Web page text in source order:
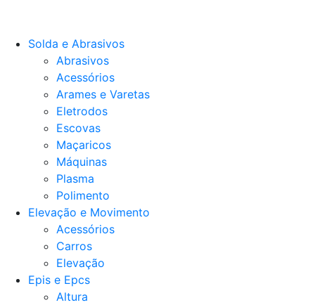
Solda e Abrasivos
Abrasivos
Acessórios
Arames e Varetas
Eletrodos
Escovas
Maçaricos
Máquinas
Plasma
Polimento
Elevação e Movimento
Acessórios
Carros
Elevação
Epis e Epcs
Altura